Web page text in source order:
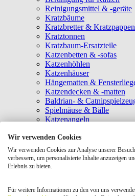
Reinigungsmittel & -geräte
Kratzbäume
Kratzbretter & Kratzpappen
Kratztonnen
Kratzbaum-Ersatzteile
Katzenbetten & -sofas
Katzenhöhlen
Katzenhäuser
Hängematten &
Katzendecken & -matten
Baldrian- &
Spielmäuse & Bälle
Katzenangeln
Laserpointer &
Katzentunnel
Clicker & Target Sticks für
Weiteres Katzenspielzeug
Tragetaschen
Wir verwenden Cookies
Wir verwenden Cookies zur Analyse unserer
verbessern, um personalisierte Inhalte anzuzeigen
Erlebnis zu bieten.
Für weitere Informationen zu den von uns